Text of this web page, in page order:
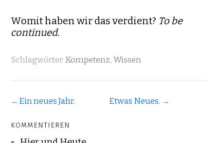
Womit haben wir das verdient? To be
continued.
Schlagwörter: Kompetenz,Wissen
← Ein neues Jahr. Etwas Neues. →
KOMMENTIEREN